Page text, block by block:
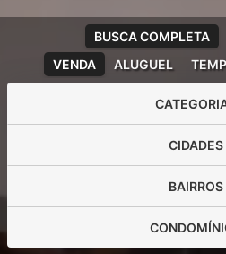
VENDA ALUGUEL
BUSCA COMPLETA
CIDADES
BAIRROS